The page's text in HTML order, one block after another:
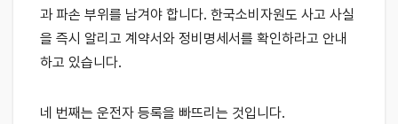
과 파손 부위를 남겨야 합니다. 한국소비자원도 사고 사실
을 즉시 알리고 계약서와 정비명세서를 확인하라고 안내
하고 있습니다.
네 번째는 운전자 등록을 빠뜨리는 것입니다.